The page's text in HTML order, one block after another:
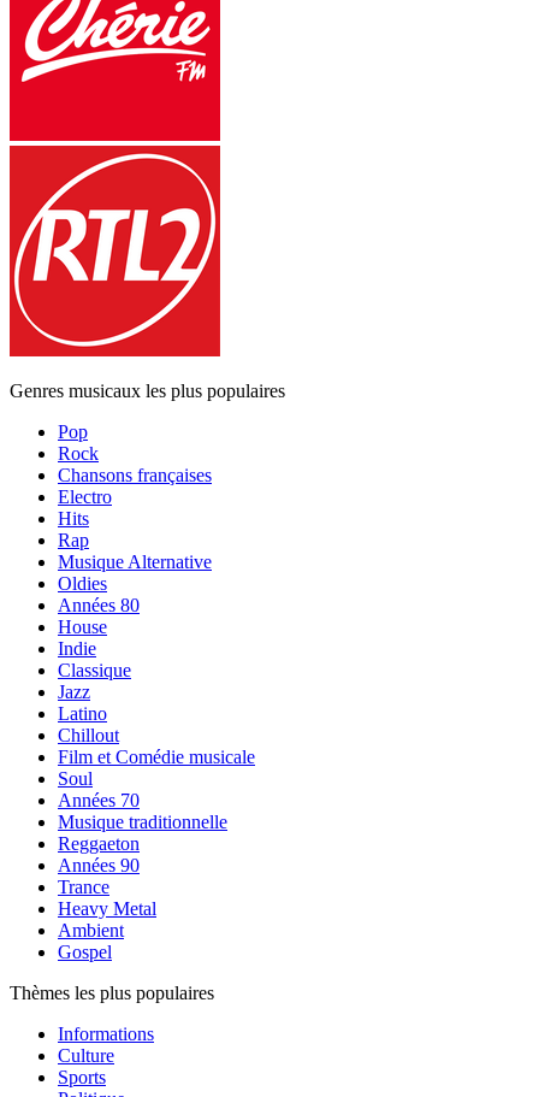
Genres musicaux les plus populaires
Pop
Rock
Chansons françaises
Electro
Hits
Rap
Musique Alternative
Oldies
Années 80
House
Indie
Classique
Jazz
Latino
Chillout
Film et Comédie musicale
Soul
Années 70
Musique traditionnelle
Reggaeton
Années 90
Trance
Heavy Metal
Ambient
Gospel
Thèmes les plus populaires
Informations
Culture
Sports